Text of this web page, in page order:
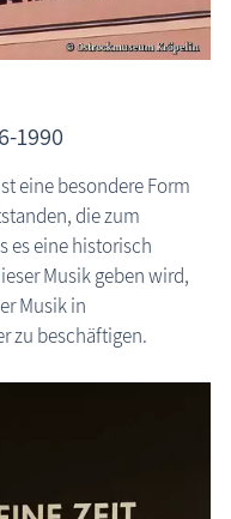
1990
eine besondere Form
die zum
es eine historisch
Musik geben wird,
Musik in
zu beschäftigen.